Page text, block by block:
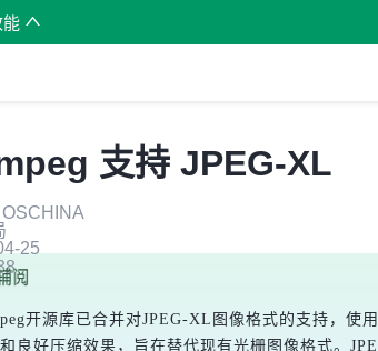
能
支持 JPEG-XL
25
开源库已合并对JPEG-XL图像格式的支持，
良好压缩效果，旨在替代现有光栅图像格式。